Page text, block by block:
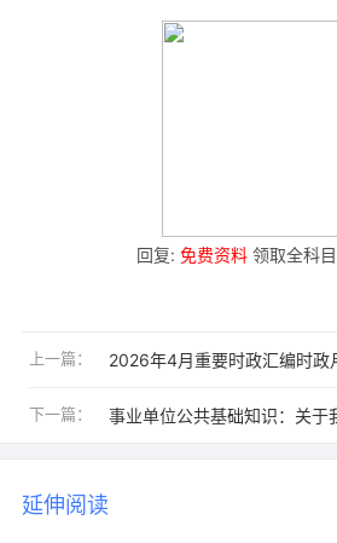
回复: 免费资料 领取全科
上一篇： 2026年4月重要时政汇编时政
下一篇：
延伸阅读